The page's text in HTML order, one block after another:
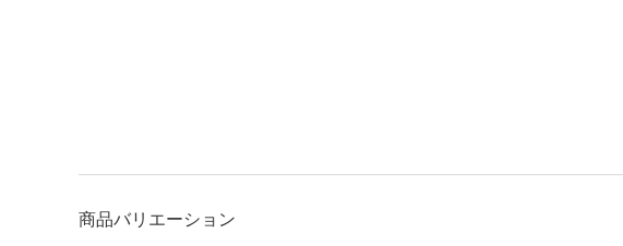
商品バリエーション